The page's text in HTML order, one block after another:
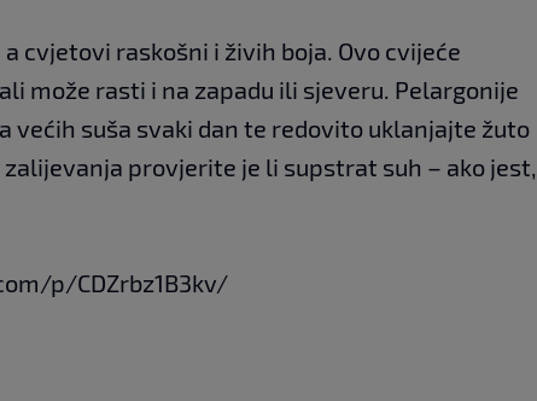
cvjetovi raskošni i živih boja. Ovo cvijeće
može rasti i na zapadu ili sjeveru. Pelargonije
većih suša svaki dan te redovito uklanjajte žuto
provjerite je li supstrat suh – ako jest,
p/CDZrbz1B3kv/